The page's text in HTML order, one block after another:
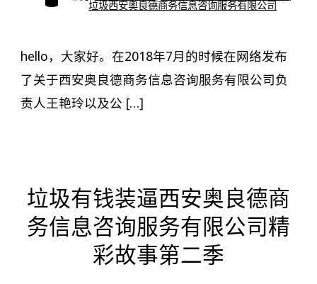
别 垃圾西安奥良德商务信息咨询服务有限公司
hello，大家好。在2018年7月的时候在网络发布
了关于西安奥良德商务信息咨询服务有限公司负
责人王艳玲以及公 […]
垃圾有钱装逼西安奥良德商
务信息咨询服务有限公司精
彩故事第二季